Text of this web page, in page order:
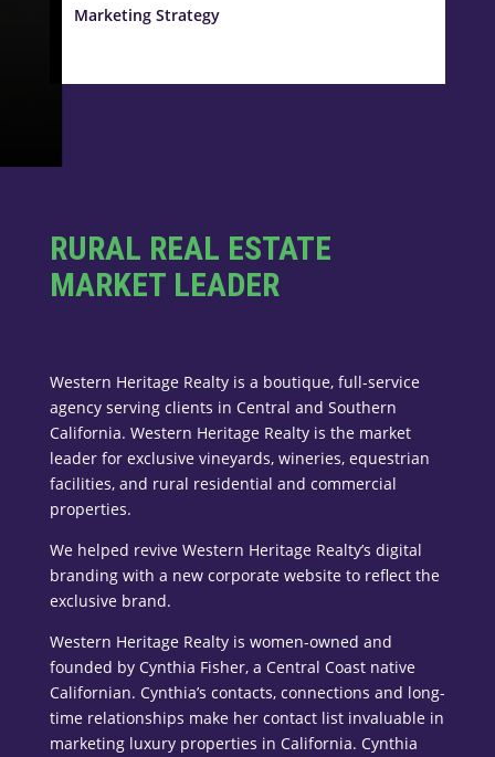
Marketing Strategy
RURAL REAL ESTATE
MARKET LEADER
Western Heritage Realty is a boutique, full-service
agency serving clients in Central and Southern
California. Western Heritage Realty is the market
leader for exclusive vineyards, wineries, equestrian
facilities, and rural residential and commercial
properties.
We helped revive Western Heritage Realty’s digital
branding with a new corporate website to reflect the
exclusive brand.
Western Heritage Realty is women-owned and
founded by Cynthia Fisher, a Central Coast native
Californian. Cynthia’s contacts, connections and long-
time relationships make her contact list invaluable in
marketing luxury properties in California. Cynthia